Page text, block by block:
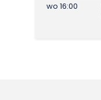
wo 16:00